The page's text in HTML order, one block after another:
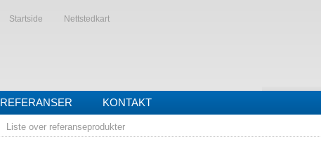
Startside Nettstedkart
REFERANSER KONTAKT
Liste over referanseprodukter